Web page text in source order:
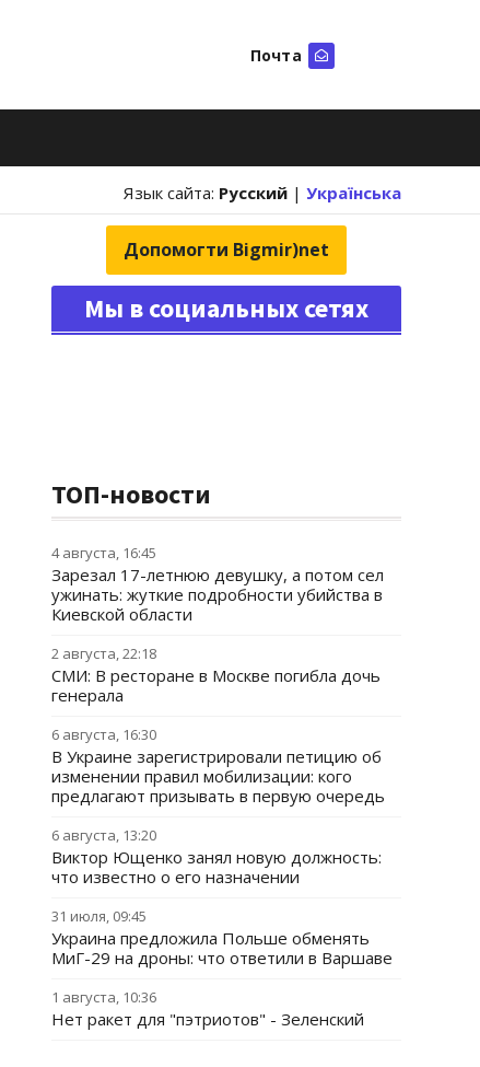
Почта
Язык сайта: Русский | Українська
Допомогти Bigmir)net
Мы в социальных сетях
ТОП-новости
4 августа, 16:45
Зарезал 17-летнюю девушку, а потом сел
ужинать: жуткие подробности убийства в
Киевской области
2 августа, 22:18
СМИ: В ресторане в Москве погибла дочь
генерала
6 августа, 16:30
В Украине зарегистрировали петицию об
изменении правил мобилизации: кого
предлагают призывать в первую очередь
6 августа, 13:20
Виктор Ющенко занял новую должность:
что известно о его назначении
31 июля, 09:45
Украина предложила Польше обменять
МиГ-29 на дроны: что ответили в Варшаве
1 августа, 10:36
Нет ракет для "пэтриотов" - Зеленский